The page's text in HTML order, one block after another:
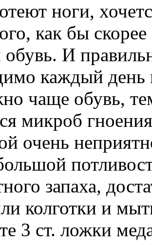
ноги,
как бы
И
каждый день
чаще обувь,
микроб
очень
запаха,
колготки и
3 ст. ложки